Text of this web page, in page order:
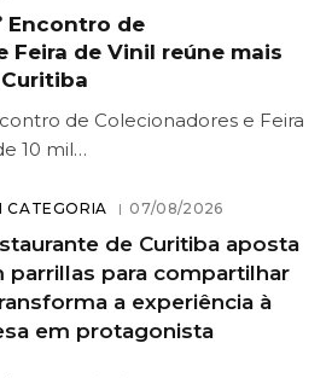
Encontro de
Feira de Vinil reúne mais
de Colecionadores e Feira
10 mil…
CATEGORIA 07/08/2026
de Curitiba aposta
parrillas para compartilhar
a experiência à
em protagonista